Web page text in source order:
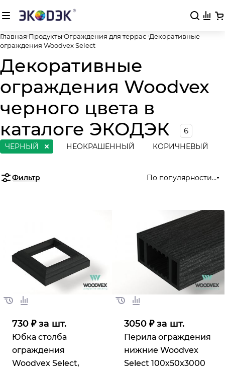
Главная Продукты Ограждения для террас Декоративные
ограждения Woodvex Select
Декоративные
ограждения Woodvex
черного цвета в
каталоге ЭКОДЭК
6
ЧЕРНЫЙ НЕОКРАШЕННЫЙ КОРИЧНЕВЫЙ
Фильтр По популярности
730 ₽ за шт.
Юбка столба
ограждения
Woodvex Select,
3050 ₽ за шт.
Перила ограждения
нижние Woodvex
Select 100х50х3000